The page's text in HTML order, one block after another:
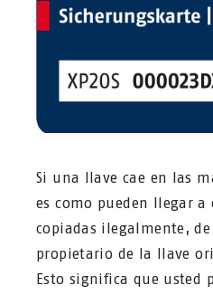
Si una llave cae en las
es como pueden llegar
copiadas ilegalmente,
propietario de la llave
Esto significa que usted